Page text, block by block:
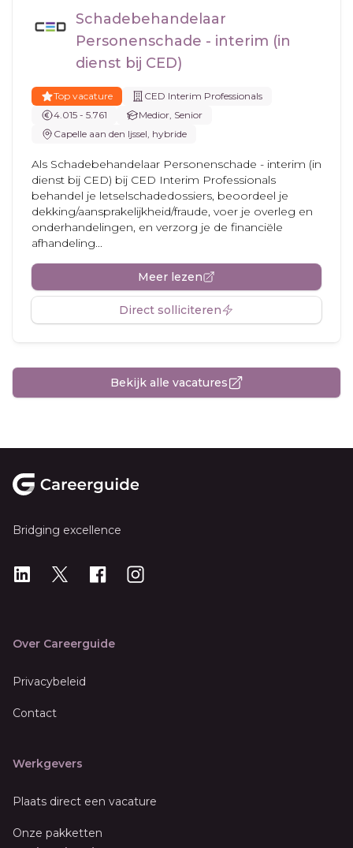
Schadebehandelaar
Personenschade - interim (in
dienst bij CED)
Top vacature
CED Interim Professionals
4.015 - 5.761
Medior, Senior
Capelle aan den Ijssel, hybride
Als Schadebehandelaar Personenschade - interim (in
dienst bij CED) bij CED Interim Professionals
behandel je letselschadedossiers, beoordeel je
dekking/aansprakelijkheid/fraude, voer je overleg en
onderhandelingen, en verzorg je de financiële
afhandeling...
Meer lezen
Direct solliciteren
Bekijk alle vacatures
Bridging excellence
LinkedIn
X Instagram
Over Careerguide
Privacybeleid
Contact
Werkgevers
Plaats direct een vacature
Onze pakketten